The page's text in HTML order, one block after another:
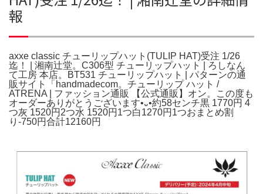
報
axxe classic チューリップハット(TULIP HAT)受注 1/26
迄！ | 湘南辻堂。C306型 チューリップハット | ろしなん
て工房 本店。BT531 チューリップハット | パターンの通
販サイト「handmadecom。チューリップ ハット /
ATRENA | ファッション通販 【公式通販】オン。この度も
オーダーありがとうございます•᎑•約58センチ黒 1770円 4
つ灰 1520円2つ水 1520円1つ白1270円1つおまとめ割
り-750円合計12160円